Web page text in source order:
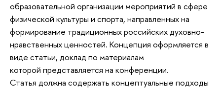
образовательной организации мероприятий в сфере
физической культуры и спорта, направленных на
формирование традиционных российских духовно-
нравственных ценностей. Концепция оформляется в
виде статьи, доклад по материалам
которой представляется на конференции.
Статья должна содержать концептуальные подходы